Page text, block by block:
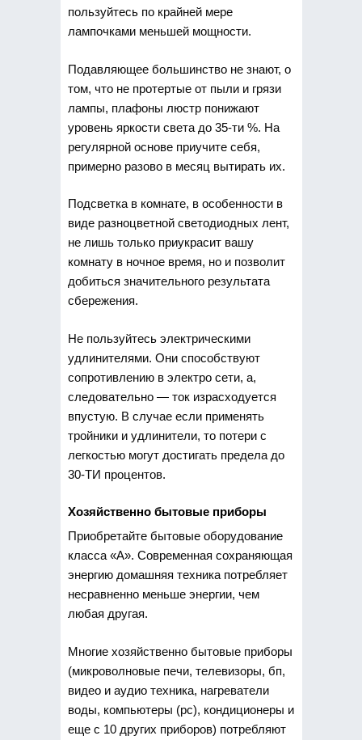
пользуйтесь по крайней мере
лампочками меньшей мощности.
Подавляющее большинство не знают, о
том, что не протертые от пыли и грязи
лампы, плафоны люстр понижают
уровень яркости света до 35-ти %. На
регулярной основе приучите себя,
примерно разово в месяц вытирать их.
Подсветка в комнате, в особенности в
виде разноцветной светодиодных лент,
не лишь только приукрасит вашу
комнату в ночное время, но и позволит
добиться значительного результата
сбережения.
Не пользуйтесь электрическими
удлинителями. Они способствуют
сопротивлению в электро сети, а,
следовательно — ток израсходуется
впустую. В случае если применять
тройники и удлинители, то потери с
легкостью могут достигать предела до
30-ТИ процентов.
Хозяйственно бытовые приборы
Приобретайте бытовые оборудование
класса «А». Современная сохраняющая
энергию домашняя техника потребляет
несравненно меньше энергии, чем
любая другая.
Многие хозяйственно бытовые приборы
(микроволновые печи, телевизоры, бп,
видео и аудио техника, нагреватели
воды, компьютеры (pc), кондиционеры и
еще с 10 других приборов) потребляют